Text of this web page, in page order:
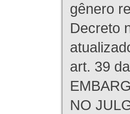
gênero
Decreto
art. 39
NO